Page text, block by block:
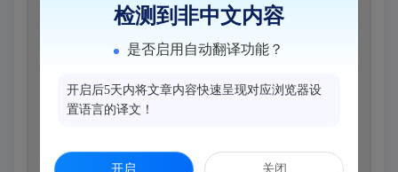
地，与企业负责人、非遗传承人面对面交流，详
细了解园区规划布局、招商运营、产业培育、非
吴永忠强调，
工作的重要讲话重要指示精神，抓实重点产业，
检测到非中文内容
是否启用自动翻译功能？
开启后5天内将文章内容快速呈现对应浏览器设
置语言的译文！
开启 关闭